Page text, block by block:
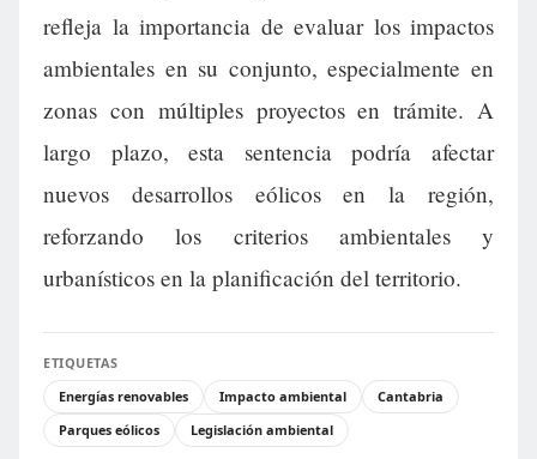
refleja la importancia de evaluar los impactos
ambientales en su conjunto, especialmente en
zonas con múltiples proyectos en trámite. A
largo plazo, esta sentencia podría afectar
nuevos desarrollos eólicos en la región,
reforzando los criterios ambientales y
urbanísticos en la planificación del territorio.
ETIQUETAS
Energías renovables
Impacto ambiental
Cantabria
Parques eólicos
Legislación ambiental